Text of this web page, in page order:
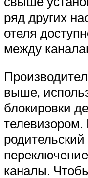
ряд других
отеля
между
выше,
блокировки
каналы.